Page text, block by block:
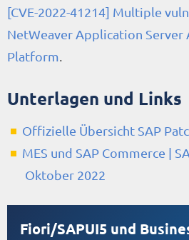
[CVE-2022-41214] Multiple
NetWeaver Application Server
Platform
Unterlagen und Links
Offizielle Übersicht SAP
MES und SAP Commerce |
Oktober 2022
Fiori/SAPUI5 und